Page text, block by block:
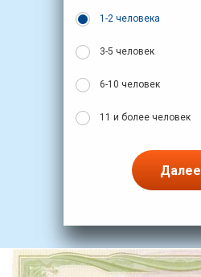
1-2 человека
3-5 человек
6-10 человек
11 и более человек
Далее